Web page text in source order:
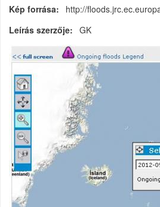
Kép forrása
http://
Leírás szerzője
GK